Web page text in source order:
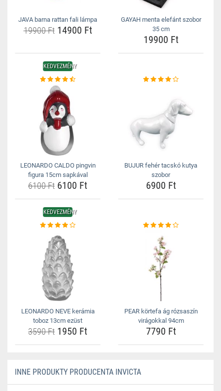
JAVA barna rattan fali lámpa
19900 Ft14900 Ft
GAYAH menta elefánt szobor
35 cm
19900 Ft
KEDVEZMÉNY
LEONARDO CALDO pingvin
figura 15cm sapkával
6100 Ft 6100 Ft
BUJUR fehér tacskó kutya
szobor
6900 Ft
KEDVEZMÉNY
LEONARDO NEVE kerámia
toboz 13cm ezüst
3590 Ft 1950 Ft
PEAR körtefa ág rózsaszín
virágokkal 94cm
7790 Ft
INNE PRODUKTY PRODUCENTA INVICTA